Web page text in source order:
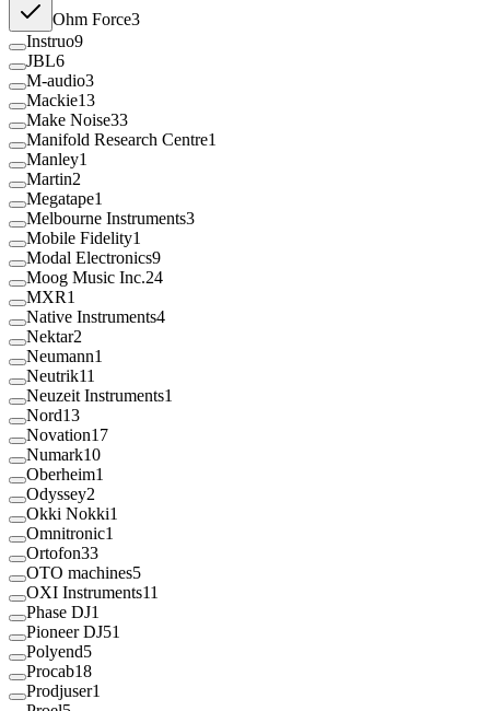
Ohm Force3
Instruo9
JBL6
M-audio3
Mackie13
Make Noise33
Manifold Research Centre1
Manley1
Martin2
Megatape1
Melbourne Instruments3
Mobile Fidelity1
Modal Electronics9
Moog Music Inc.24
MXR1
Native Instruments4
Nektar2
Neumann1
Neutrik11
Neuzeit Instruments1
Nord13
Novation17
Numark10
Oberheim1
Odyssey2
Okki Nokki1
Omnitronic1
Ortofon33
OTO machines5
OXI Instruments11
Phase DJ1
Pioneer DJ51
Polyend5
Procab18
Prodjuser1